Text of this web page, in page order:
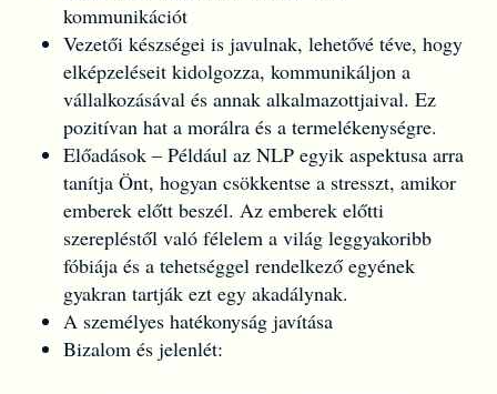
kommunikációt
Vezetői készségei is javulnak, lehetővé téve, hogy
elképzeléseit kidolgozza, kommunikáljon a
vállalkozásával és annak alkalmazottjaival. Ez
pozitívan hat a morálra és a termelékenységre.
Előadások – Például az NLP egyik aspektusa arra
tanítja Önt, hogyan csökkentse a stresszt, amikor
emberek előtt beszél. Az emberek előtti
szerepléstől való félelem a világ leggyakoribb
fóbiája és a tehetséggel rendelkező egyének
gyakran tartják ezt egy akadálynak.
A személyes hatékonyság javítása
Bizalom és jelenlét: